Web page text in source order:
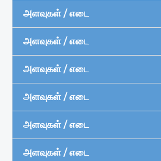
அளவுகள் / எடை
அளவுகள் / எடை
அளவுகள் / எடை
அளவுகள் / எடை
அளவுகள் / எடை
அளவுகள் / எடை